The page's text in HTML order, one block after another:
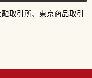
取引所、東京商品取引